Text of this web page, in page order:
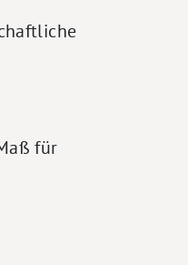
für